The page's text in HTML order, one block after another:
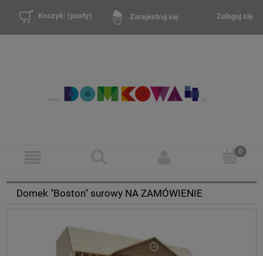
Zarejestruj się Zaloguj się
Koszyk: (pusty)
Domek "Boston" surowy NA ZAMÓWIENIE